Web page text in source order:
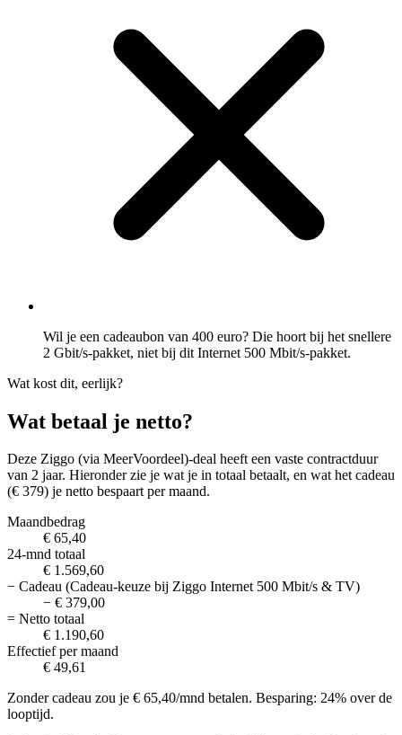
Wil je een cadeaubon van 400 euro? Die hoort bij het snellere
2 Gbit/s-pakket, niet bij dit Internet 500 Mbit/s-pakket.
Wat kost dit, eerlijk?
Wat betaal je netto?
Deze Ziggo (via MeerVoordeel)-deal heeft een vaste contractduur
van 2 jaar. Hieronder zie je wat je in totaal betaalt, en wat het cadeau
(€ 379) je netto bespaart per maand.
Maandbedrag
€ 65,40
24-mnd totaal
€ 1.569,60
− Cadeau (Cadeau-keuze bij Ziggo Internet 500 Mbit/s & TV)
− € 379,00
= Netto totaal
€ 1.190,60
Effectief per maand
€ 49,61
Zonder cadeau zou je € 65,40/mnd betalen. Besparing: 24% over de
looptijd.